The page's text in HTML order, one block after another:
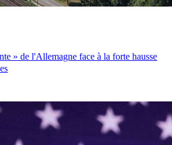
» de l'Allemagne face à la forte hausse